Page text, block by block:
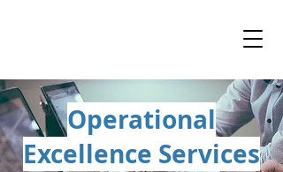
Operational
Excellence Services